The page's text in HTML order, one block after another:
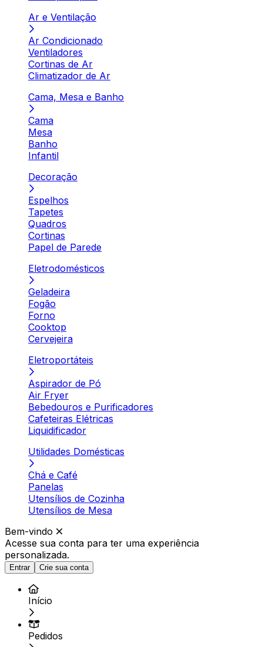
Ar e Ventilação
Ar Condicionado
Ventiladores
Cortinas de Ar
Climatizador de Ar
Cama, Mesa e Banho
Cama
Mesa
Banho
Infantil
Decoração
Espelhos
Tapetes
Quadros
Cortinas
Papel de Parede
Eletrodomésticos
Geladeira
Fogão
Forno
Cooktop
Cervejeira
Eletroportáteis
Aspirador de Pó
Air Fryer
Bebedouros e Purificadores
Cafeteiras Elétricas
Liquidificador
Utilidades Domésticas
Chá e Café
Panelas
Utensílios de Cozinha
Utensílios de Mesa
Bem-vindo
Acesse sua conta para ter uma experiência
personalizada.
Entrar Crie sua conta
Início
Pedidos